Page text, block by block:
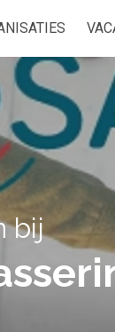
bij